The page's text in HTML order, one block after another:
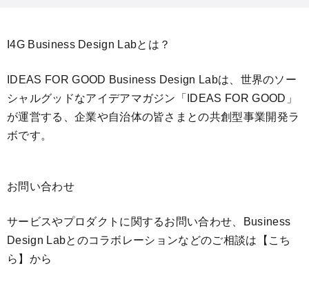
I4G Business Design Labとは？
IDEAS FOR GOOD Business Design Labは、世界のソー
シャルグッドなアイデアマガジン「IDEAS FOR GOOD」
が運営する、企業や自治体の皆さまとの共創型事業開発ラ
ボです。
お問い合わせ
サービスやプロダクトに関するお問い合わせ、Business
Design Labとのコラボレーションなどのご相談は 【こち
ら】 から